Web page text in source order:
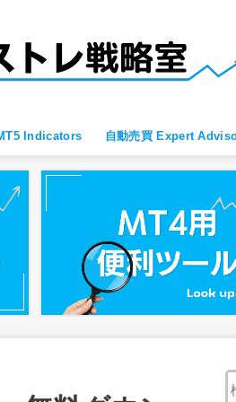
ドライン
け
け向け
Indicators 自動売買 Expert